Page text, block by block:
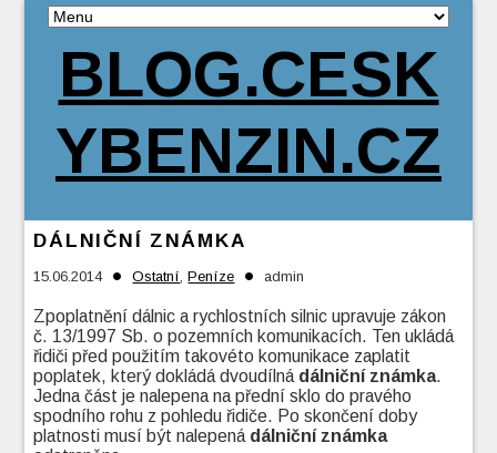
BLOG.CESK
YBENZIN.CZ
DÁLNIČNÍ ZNÁMKA
15.06.2014 • Ostatní,Peníze • admin
Zpoplatnění dálnic a rychlostních silnic upravuje zákon
č. 13/1997 Sb. o pozemních komunikacích. Ten ukládá
řidiči před použitím takovéto komunikace zaplatit
poplatek, který dokládá dvoudílná dálniční známka.
Jedna část je nalepena na přední sklo do pravého
spodního rohu z pohledu řidiče. Po skončení doby
platnosti musí být nalepená dálniční známka